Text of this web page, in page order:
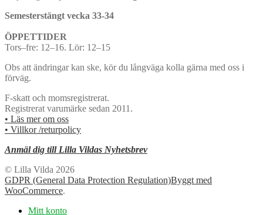
Semesterstängt vecka 33-34
ÖPPETTIDER
Tors–fre: 12–16. Lör: 12–15
Obs att ändringar kan ske, kör du långväga kolla gärna med oss i
förväg.
F-skatt och momsregistrerat.
Registrerat varumärke sedan 2011.
• Läs mer om oss
• Villkor /returpolicy
Anmäl dig till Lilla Vildas Nyhetsbrev
© Lilla Vilda 2026
GDPR (General Data Protection Regulation)Byggt med
WooCommerce.
Mitt konto